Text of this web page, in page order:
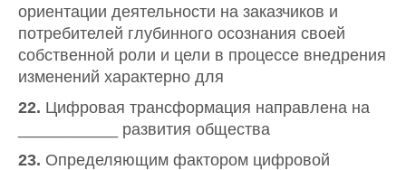
ориентации деятельности на заказчиков и
потребителей глубинного осознания своей
собственной роли и цели в процессе внедрения
изменений характерно для
22. Цифровая трансформация направлена на
___________ развития общества
23. Определяющим фактором цифровой